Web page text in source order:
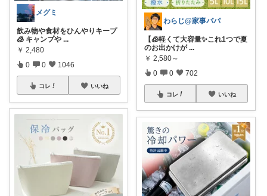
メグミ
飲み物や食材をひんやりキープ
🧊 キャンプや ...
￥ 2,480
0 0 1046
コレ いいね
わらじ@家事パパ
【🧊軽くて大容量✨これ1つで夏
のお出かけが ...
￥ 2,580～
0 0 702
コレ いいね